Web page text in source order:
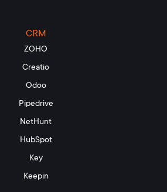
CRM
ZOHO
Creatio
Odoo
Pipedrive
NetHunt
HubSpot
Key
Keepin